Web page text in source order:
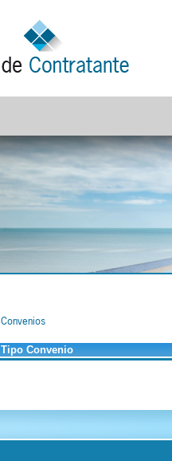
Convenios
Tipo Convenio